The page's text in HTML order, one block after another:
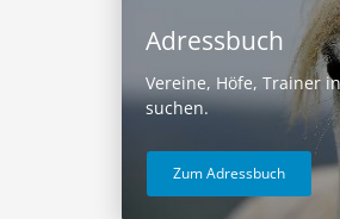
Adressbuch
Vereine, Höfe, Trainer
suchen.
Zum Adressbuch